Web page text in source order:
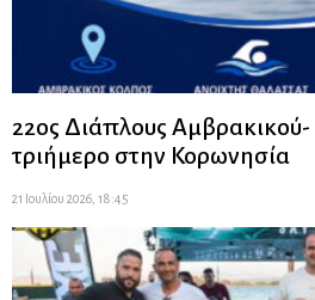
22ος Διάπλους
τριήμερο στην Κορωνησία
21 Ιουλίου 2026, 18:45